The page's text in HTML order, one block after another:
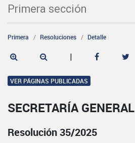
Primera sección
Primera Resoluciones Detalle
|
VER PÁGINAS PUBLICADAS
SECRETARÍA GENERAL
Resolución 35/2025